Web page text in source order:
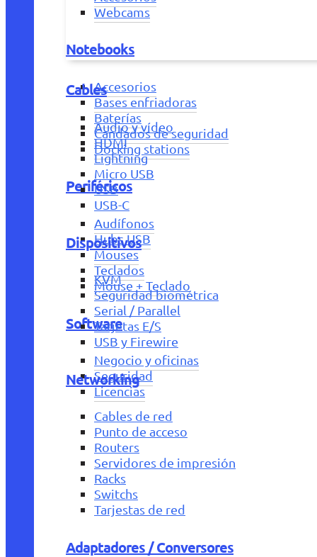
Webcams
Notebooks
Accesorios
Bases enfriadoras
Baterías
Candados de seguridad
Docking stations
Periféricos
Audífonos
Hubs USB
Mouses
Teclados
Mouse + Teclado
Software
Negocio y oficinas
Seguridad
Licencias
Cables
Audio y vídeo
HDMI
Lightning
Micro USB
USB
USB-C
Dispositivos
KVM
Seguridad biométrica
Serial / Parallel
Tarjetas E/S
USB y Firewire
Networking
Cables de red
Punto de acceso
Routers
Servidores de impresión
Racks
Switchs
Tarjestas de red
Adaptadores / Conversores